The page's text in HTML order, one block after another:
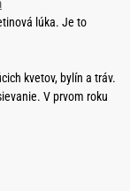
lúka. Je to
kvetov, bylín a tráv.
V prvom roku